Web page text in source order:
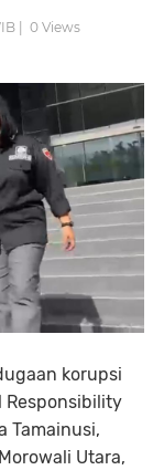
| 0 Views
korupsi
Responsibility
Tamainusi,
Utara,